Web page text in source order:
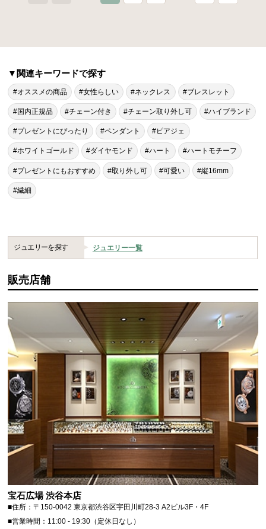
▼関連キーワードで探す
#オススメの商品 #女性らしい #ネックレス #ブレスレット
#国内正規品 #チェーン付き #チェーン取り外し可 #ハイブランド
#プレゼントにぴったり #ペンダント #ピアジェ
#ホワイトゴールド #ダイヤモンド #ハート #ハートモチーフ
#プレゼントにもおすすめ #取り外し可 #可愛い #縦16mm
#繊細
ジュエリーを探す ジュエリー一覧
販売店舗
宝石広場 渋谷本店
■住所：〒150-0042 東京都渋谷区宇田川町28-3 A2ビル3F・4F
■営業時間：11:00 - 19:30（定休日なし）